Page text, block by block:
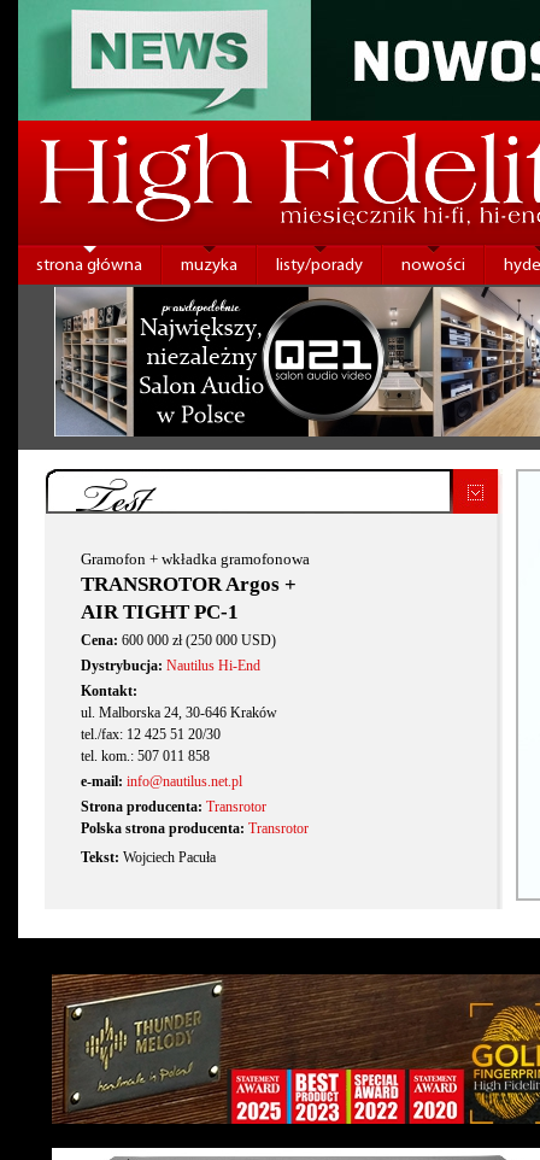
strona główna muzyka listy/porady nowości
Test
Gramofon + wkładka gramofonowa
TRANSROTOR Argos +
AIR TIGHT PC-1
Cena: 600 000 zł (250 000 USD)
Dystrybucja: Nautilus Hi-End
Kontakt:
ul. Malborska 24, 30-646 Kraków
tel./fax: 12 425 51 20/30
tel. kom.: 507 011 858
e-mail: info@nautilus.net.pl
Strona producenta: Transrotor
Polska strona producenta: Transrotor
Tekst: Wojciech Pacuła